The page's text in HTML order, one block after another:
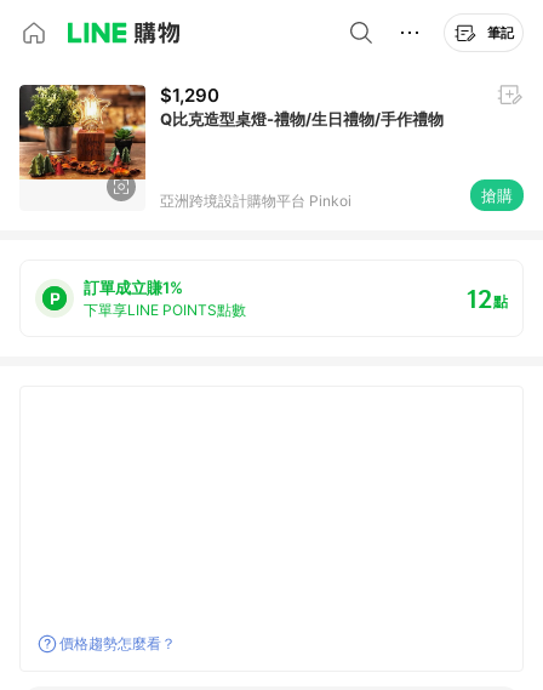
筆記
$1,290
Q比克造型桌燈-禮物/生日禮物/手作禮物
亞洲跨境設計購物平台 Pinkoi 搶購
訂單成立賺1%
下單享LINE POINTS點數 12點
價格趨勢怎麼看？